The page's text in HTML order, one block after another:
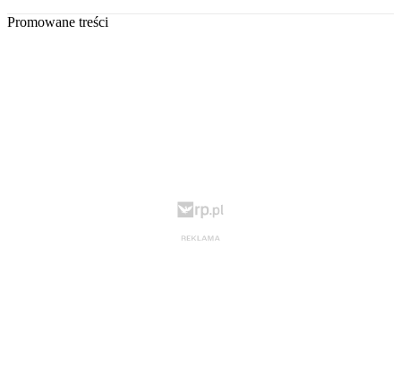
Promowane treści